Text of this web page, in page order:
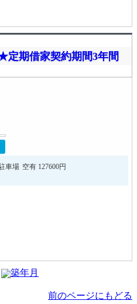
定期借家契約期間3年間
車場 空有 127600円
築年月
前のページにもどる